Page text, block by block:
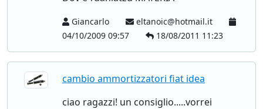
Giancarlo
eltanoic@hotmail.it
04/10/2009 09:57
18/08/2011 11:23
cambio ammortizzatori fiat idea
ciao ragazzi! un consiglio.....vorrei